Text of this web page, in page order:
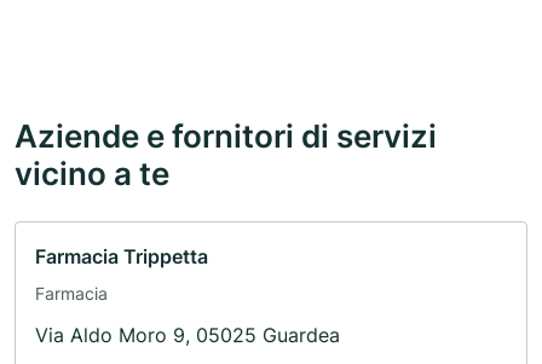
Aziende e fornitori di servizi
vicino a te
Farmacia Trippetta
Farmacia
Via Aldo Moro 9, 05025 Guardea